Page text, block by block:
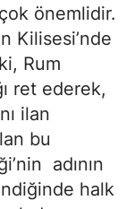
önemlidir.
Kilisesi’nde
Rum
ret ederek,
ilan
bu
adının
halk